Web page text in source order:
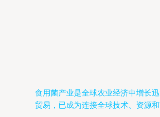
食用菌产业是全球农业经济中增长
贸易，已成为连接全球技术、资源